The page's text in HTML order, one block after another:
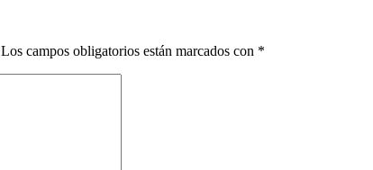
Los campos obligatorios están marcados con *